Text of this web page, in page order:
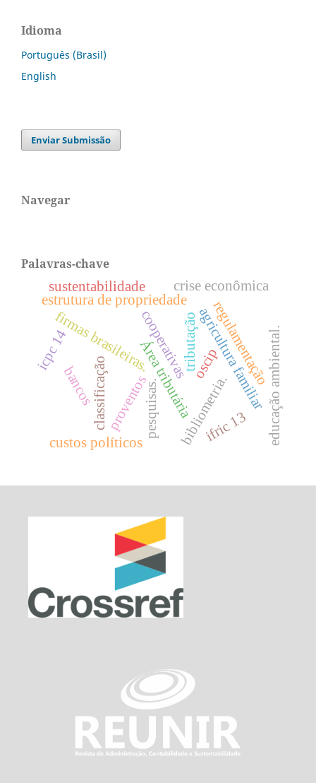
Idioma
Português (Brasil)
English
Enviar Submissão
Navegar
Palavras-chave
classificação Área tributária
tributação
estrutura de propriedade
firmas brasileiras. agricultura familiar
bibliometria.
bancos
crise econômica
regulamentação
pesquisas.
oscip
sustentabilidade
educação ambiental.
custos políticos ifric 13
icpc 14 cooperativas
proventos